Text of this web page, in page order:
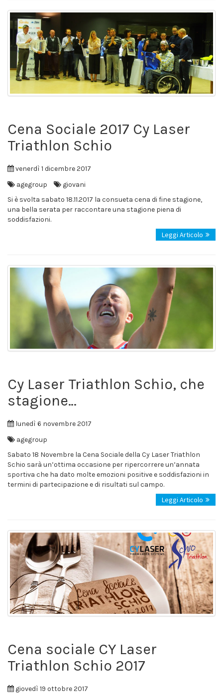
Cena Sociale 2017 Cy Laser
Triathlon Schio
venerdì 1 dicembre 2017
agegroup
giovani
Si è svolta sabato 18.11.2017 la consueta cena di fine stagione,
una bella serata per raccontare una stagione piena di
soddisfazioni.
Leggi Articolo
Cy Laser Triathlon Schio, che
stagione…
lunedì 6 novembre 2017
agegroup
Sabato 18 Novembre la Cena Sociale della Cy Laser Triathlon
Schio sarà un’ottima occasione per ripercorrere un’annata
sportiva che ha dato molte emozioni positive e soddisfazioni in
termini di partecipazione e di risultati sul campo.
Leggi Articolo
Cena sociale CY Laser
Triathlon Schio 2017
giovedì 19 ottobre 2017